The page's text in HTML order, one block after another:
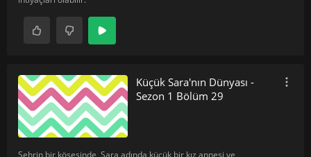
Küçük Sara'nın Dünyası -
Sezon 1 Bölüm 29
Şehrin bir köşesinde, Sara adında küçük bir kız annesi ve